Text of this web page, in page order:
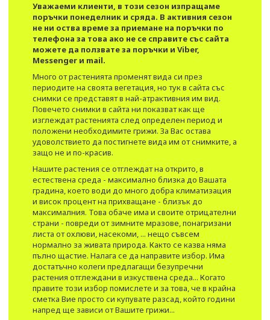
Уважаеми клиенти, в този сезон изпращаме
поръчки понеделник и сряда. В активния сезон
не ни оства време за приемане на поръчки по
телефона за това ако не се справите със сайта
можете да ползвате за поръчки и Viber,
Messenger и mail.
Много от растенията променят вида си през
периодите на своята вегетация, но тук в сайта със
снимки се представят в най-атрактивния им вид.​
Повечето снимки в сайта ни показват как ще
изглеждат растенията след определен период и
положени необходимите грижи. За Вас остава
удоволствието да постигнете вида им от снимките, а
защо не и по-красив.
Нашите растения се отглеждат на открито, в
естествена среда - максимално близка до Вашата
градина, което води до много добра климатизация
и висок процент на прихващане - близък до
максималния. Това обаче има и своите отрицателни
страни - повреди от зимните мразове, понагризани
листа от охлюви, насекоми, ... нещо съвсем
нормално за живата природа. Както се казва няма
пълно щастие. Налага се да направите избор. Има
достатъчно колеги предлагащи безупречни
растения отглеждани в изкуствена среда... Когато
правите този избор помислете и за това, че в крайна
сметка Вие просто си купувате разсад, който години
напред ще зависи от Вашите грижи...